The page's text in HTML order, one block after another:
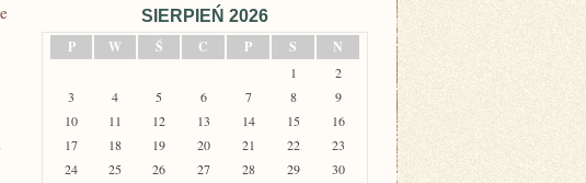
SIERPIEŃ 2026
P
W Ś C P S N
1
2
3
4 5 6 7 8
9
10
11 12 13 14 15
16
17
18 19 20 21 22
23
24
25 26 27 28 29
30